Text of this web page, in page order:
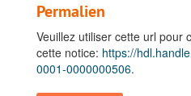
Permalien
Veuillez utiliser cette url pour
cette notice: https://
0001-0000000506.